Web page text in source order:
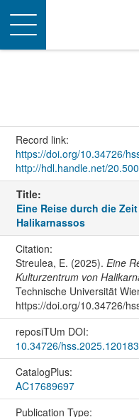
Toggle
navigation
Record link:
https://doi.org/10.34726/
http://hdl.handle.net/
Title:
Eine Reise durch die
Halikarnassos
Citation:
Streulea, E. (2025). Eine
Kulturzentrum von
Technische Universität
https://doi.org/10.34726/
reposiTUm DOI:
10.34726/hss.2025.120183
CatalogPlus:
AC17689697
Publication Type: